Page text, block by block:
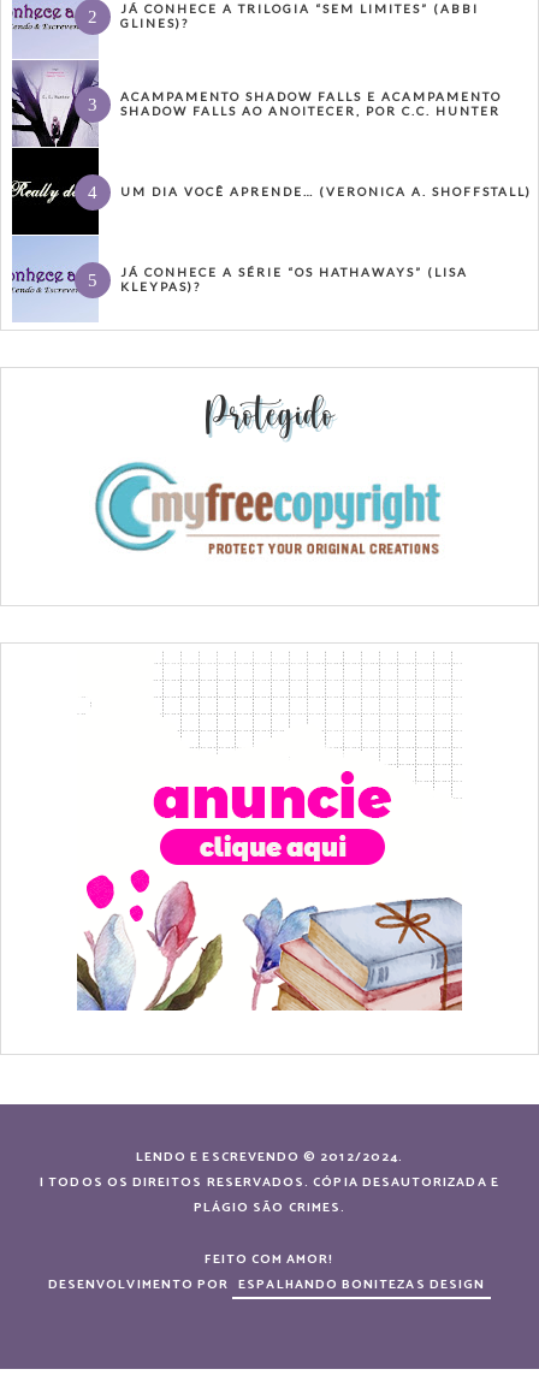
JÁ CONHECE A TRILOGIA “SEM LIMITES” (ABBI
GLINES)?
ACAMPAMENTO SHADOW FALLS E ACAMPAMENTO
SHADOW FALLS AO ANOITECER, POR C.C. HUNTER
UM DIA VOCÊ APRENDE… (VERONICA A. SHOFFSTALL)
JÁ CONHECE A SÉRIE “OS HATHAWAYS” (LISA
KLEYPAS)?
Protegido
LENDO E ESCREVENDO © 2012/2024.
| TODOS OS DIREITOS RESERVADOS. CÓPIA DESAUTORIZADA E
PLÁGIO SÃO CRIMES.
FEITO COM AMOR!
DESENVOLVIMENTO POR ESPALHANDO BONITEZAS DESIGN